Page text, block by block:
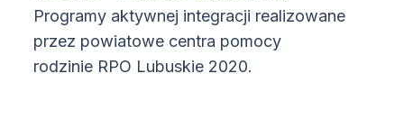
Programy aktywnej integracji realizowane
przez powiatowe centra pomocy
rodzinie RPO Lubuskie 2020.